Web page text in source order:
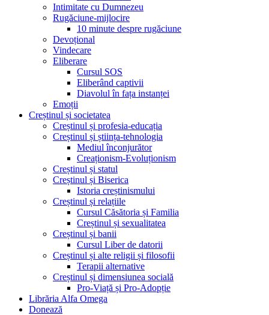
Intimitate cu Dumnezeu
Rugăciune-mijlocire
10 minute despre rugăciune
Devoțional
Vindecare
Eliberare
Cursul SOS
Eliberând captivii
Diavolul în fața instanței
Emoții
Creștinul și societatea
Creștinul și profesia-educația
Creștinul și știința-tehnologia
Mediul înconjurător
Creaționism-Evoluționism
Creștinul și statul
Creștinul și Biserica
Istoria creștinismului
Creștinul și relațiile
Cursul Căsătoria și Familia
Creștinul și sexualitatea
Creștinul și banii
Cursul Liber de datorii
Creștinul și alte religii și filosofii
Terapii alternative
Creștinul și dimensiunea socială
Pro-Viață și Pro-Adopție
Librăria Alfa Omega
Donează